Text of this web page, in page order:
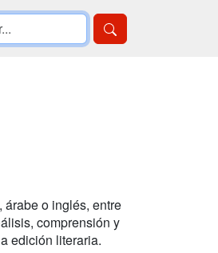
o inglés, entre
comprensión y
edición literaria.